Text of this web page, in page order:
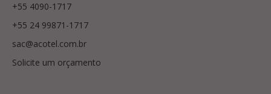
+55 4090-1717
+55 24 99871-1717
sac@acotel.com.br
Solicite um orçamento